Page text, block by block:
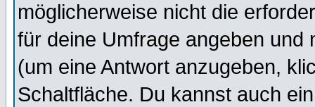
möglicherweise nicht die
für deine Umfrage angeben und
(um eine Antwort anzugeben,
Schaltfläche. Du kannst auch